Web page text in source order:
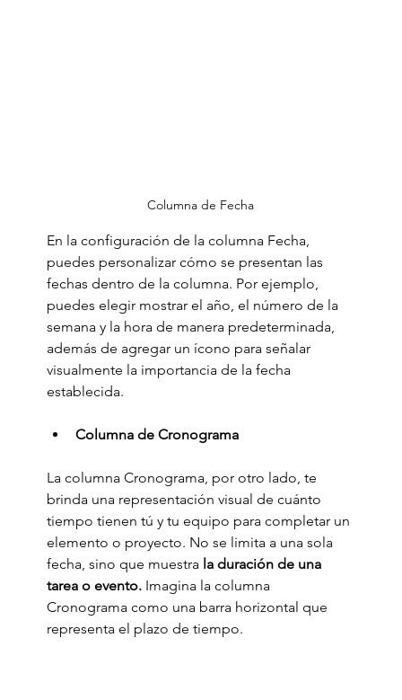
Columna de Fecha
En la configuración de la columna Fecha,
puedes personalizar cómo se presentan las
fechas dentro de la columna. Por ejemplo,
puedes elegir mostrar el año, el número de la
semana y la hora de manera predeterminada,
además de agregar un ícono para señalar
visualmente la importancia de la fecha
establecida.
Columna de Cronograma
La columna Cronograma, por otro lado, te
brinda una representación visual de cuánto
tiempo tienen tú y tu equipo para completar un
elemento o proyecto. No se limita a una sola
fecha, sino que muestra la duración de una
tarea o evento. Imagina la columna
Cronograma como una barra horizontal que
representa el plazo de tiempo.